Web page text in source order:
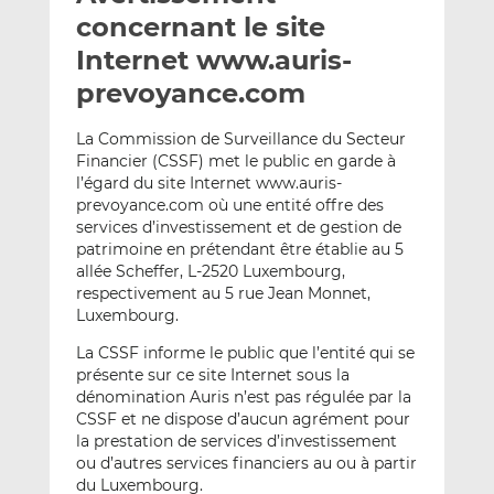
e
p
a
e
m
a
i
l
g
e
r
s
r
L
i
n
k
e
d
n
g
e
r
s
r
F
a
c
e
b
o
k
concernant le site
Internet www.auris-
prevoyance.com
La Commission de Surveillance du Secteur
Financier (CSSF) met le public en garde à
l’égard du site Internet www.auris-
prevoyance.com où une entité offre des
services d’investissement et de gestion de
patrimoine en prétendant être établie au 5
allée Scheffer, L-2520 Luxembourg,
respectivement au 5 rue Jean Monnet,
Luxembourg.
La CSSF informe le public que l’entité qui se
présente sur ce site Internet sous la
dénomination Auris n’est pas régulée par la
CSSF et ne dispose d’aucun agrément pour
la prestation de services d’investissement
ou d’autres services financiers au ou à partir
du Luxembourg.